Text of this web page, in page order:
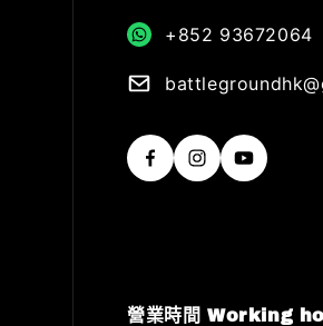
+852 93672064
營業時間 Working